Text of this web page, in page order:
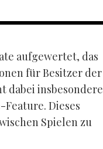
aufgewertet, das
für Besitzer der
dabei insbesondere
Dieses
Spielen zu